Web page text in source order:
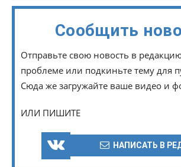
Сообщить
Отправьте свою новость в
проблеме или подкиньте тему для
Сюда же загружайте ваше видео и
ИЛИ ПИШИТЕ
НАПИСАТЬ В